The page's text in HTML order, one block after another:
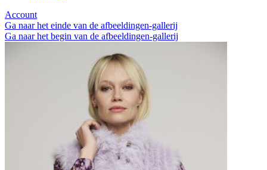
Account
Ga naar het einde van de afbeeldingen-gallerij
Ga naar het begin van de afbeeldingen-gallerij